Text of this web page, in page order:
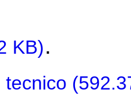
KB).
tecnico